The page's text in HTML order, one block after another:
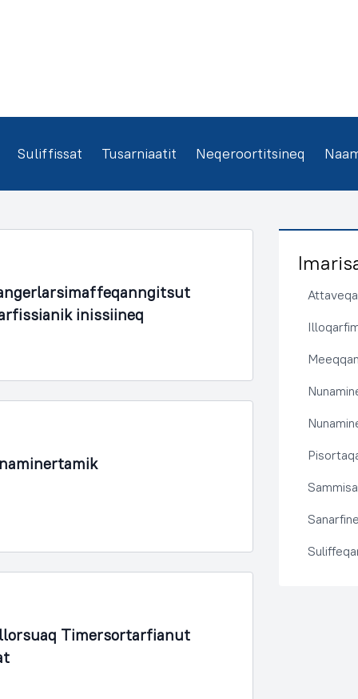
Suliffissat Tusarniaatit Neqeroortitsineq
inissiineq
Timersortarfianut